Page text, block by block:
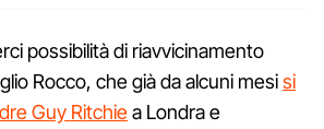
possibilità di riavvicinamento
Rocco, che già da alcuni mesisi
Guy Ritchiea Londra e